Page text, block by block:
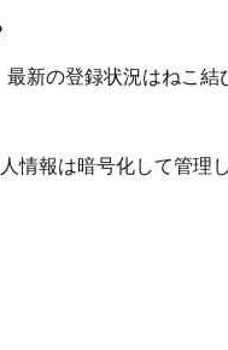
新の登録状況はねこ結
報は暗号化して管理